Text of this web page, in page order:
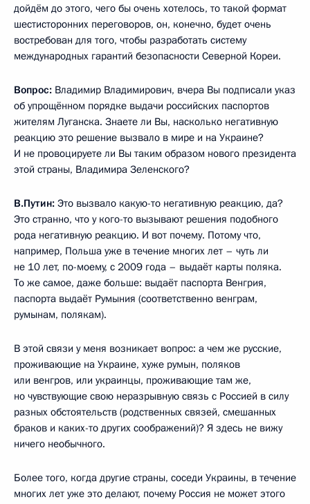
дойдём до этого, чего бы очень хотелось, то такой формат
шестисторонних переговоров, он, конечно, будет очень
востребован для того, чтобы разработать систему
международных гарантий безопасности Северной Кореи.
Вопрос: Владимир Владимирович, вчера Вы подписали указ
об упрощённом порядке выдачи российских паспортов
жителям Луганска. Знаете ли Вы, насколько негативную
реакцию это решение вызвало в мире и на Украине?
И не провоцируете ли Вы таким образом нового президента
этой страны, Владимира Зеленского?
В.Путин: Это вызвало какую-то негативную реакцию, да?
Это странно, что у кого-то вызывают решения подобного
рода негативную реакцию. И вот почему. Потому что,
например, Польша уже в течение многих лет – чуть ли
не 10 лет, по-моему, с 2009 года – выдаёт карты поляка.
То же самое, даже больше: выдаёт паспорта Венгрия,
паспорта выдаёт Румыния (соответственно венграм,
румынам, полякам).
В этой связи у меня возникает вопрос: а чем же русские,
проживающие на Украине, хуже румын, поляков
или венгров, или украинцы, проживающие там же,
но чувствующие свою неразрывную связь с Россией в силу
разных обстоятельств (родственных связей, смешанных
браков и каких-то других соображений)? Я здесь не вижу
ничего необычного.
Более того, когда другие страны, соседи Украины, в течение
многих лет уже это делают, почему Россия не может этого